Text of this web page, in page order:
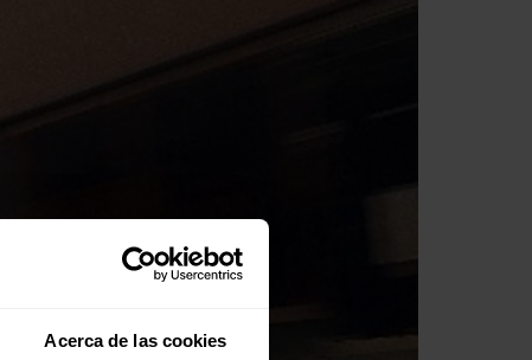
Acerca de las cookies